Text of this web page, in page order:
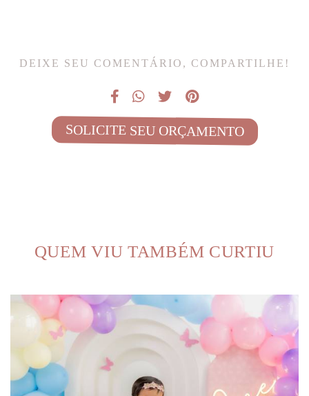
DEIXE SEU COMENTÁRIO, COMPARTILHE!
SOLICITE SEU ORÇAMENTO
QUEM VIU TAMBÉM CURTIU